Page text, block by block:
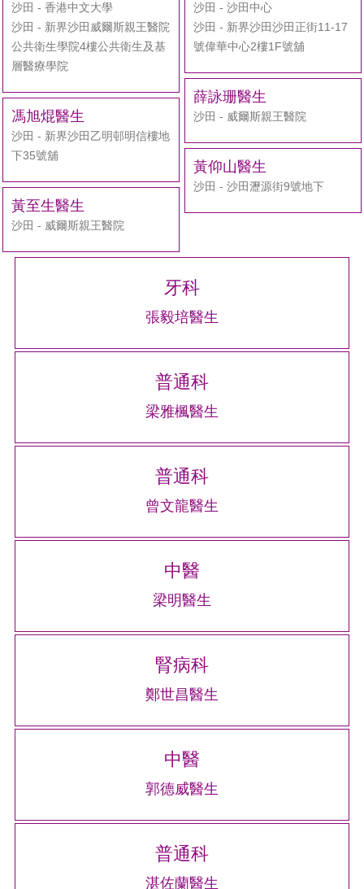
沙田 - 香港中文大學
沙田 - 新界沙田威爾斯親王醫院
公共衛生學院4樓公共衛生及基
層醫療學院
沙田 - 沙田中心
沙田 - 新界沙田沙田正街11-17
號偉華中心2樓1F號舖
薛詠珊醫生
沙田 - 威爾斯親王醫院
馮旭焜醫生
沙田 - 新界沙田乙明邨明信樓地
下35號舖
黃仰山醫生
沙田 - 沙田瀝源街9號地下
黃至生醫生
沙田 - 威爾斯親王醫院
牙科
張毅培醫生
普通科
梁雅楓醫生
普通科
曾文龍醫生
中醫
梁明醫生
腎病科
鄭世昌醫生
中醫
郭德威醫生
普通科
湛佐蘭醫生